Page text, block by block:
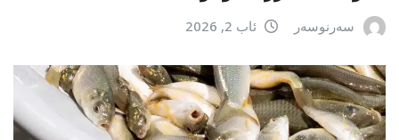
سەرنوسەر ئاب 2, 2026